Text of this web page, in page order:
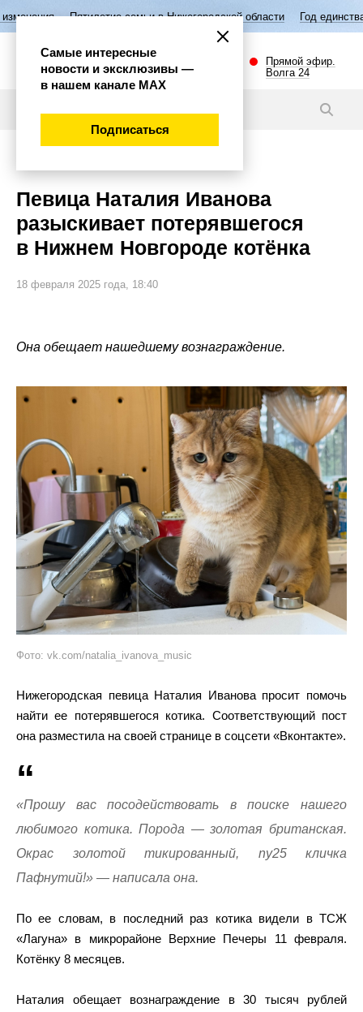
семьи в Нижегородской области Год единства народов
Прямой эфир.
Волга 24
Певица Наталия Иванова
разыскивает потерявшегося
в Нижнем Новгороде котёнка
18 февраля 2025 года, 18:40
Она обещает нашедшему вознаграждение.
Фото: vk.com/natalia_ivanova_music
Нижегородская певица Наталия Иванова просит помочь
найти ее потерявшегося котика. Соответствующий пост
она разместила на своей странице в соцсети «Вконтакте».
«Прошу вас посодействовать в поиске нашего
любимого котика. Порода — золотая британская.
Окрас золотой тикированный, ny25 кличка
Пафнутий!» — написала она.
По ее словам, в последний раз котика видели в ТСЖ
«Лагуна» в микрорайоне Верхние Печеры 11 февраля.
Котёнку 8 месяцев.
Наталия обещает вознаграждение в 30 тысяч рублей
Самые интересные
новости и эксклюзивы —
в нашем канале МАХ
Подписаться